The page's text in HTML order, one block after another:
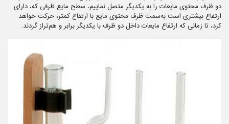
دو ظرف محتوی مایعات را به یکدیگر متصل نماییم، سطح مایع ظرفی که، دارای
ارتفاع بیشتری است به‌سمت ظرف محتوی مایع با ارتفاع کمتر، حرکت خواهد
کرد، تا زمانی که ارتفاع مایعات داخل دو ظرف با یکدیگر برابر و هم‌تراز گردند.